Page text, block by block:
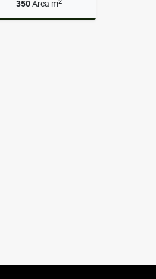
350Área m